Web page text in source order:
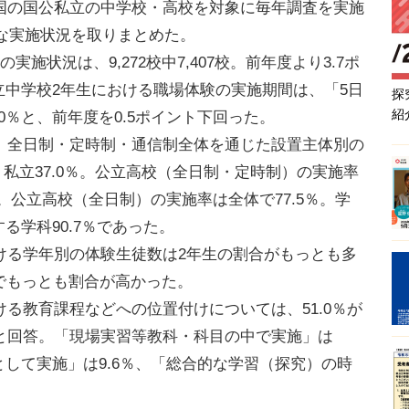
国公私立の中学校・高校を対象に毎年調査を実施
施状況を取りまとめた。
施状況は、9,272校中7,407校。前年度より3.7ポ
学校2年生における職場体験の実施期間は、「5日
と、前年度を0.5ポイント下回った。
日制・定時制・通信制全体を通じた設置主体別の
立37.0％。公立高校（全日制・定時制）の実施率
公立高校（全日制）の実施率は全体で77.5％。学
学科90.7％であった。
学年別の体験生徒数は2年生の割合がもっとも多
っとも割合が高かった。
教育課程などへの位置付けについては、51.0％が
答。「現場実習等教科・科目の中で実施」は
て実施」は9.6％、「総合的な学習（探究）の時
探
紹